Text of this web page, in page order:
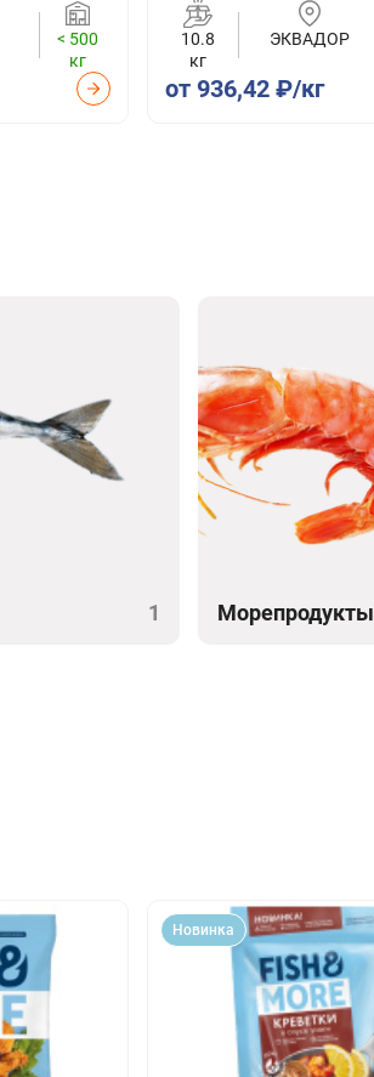
< 500
кг
10.8
кг
ЭКВАДОР
от 936,42 ₽/кг
1 Морепродукты
Новинка